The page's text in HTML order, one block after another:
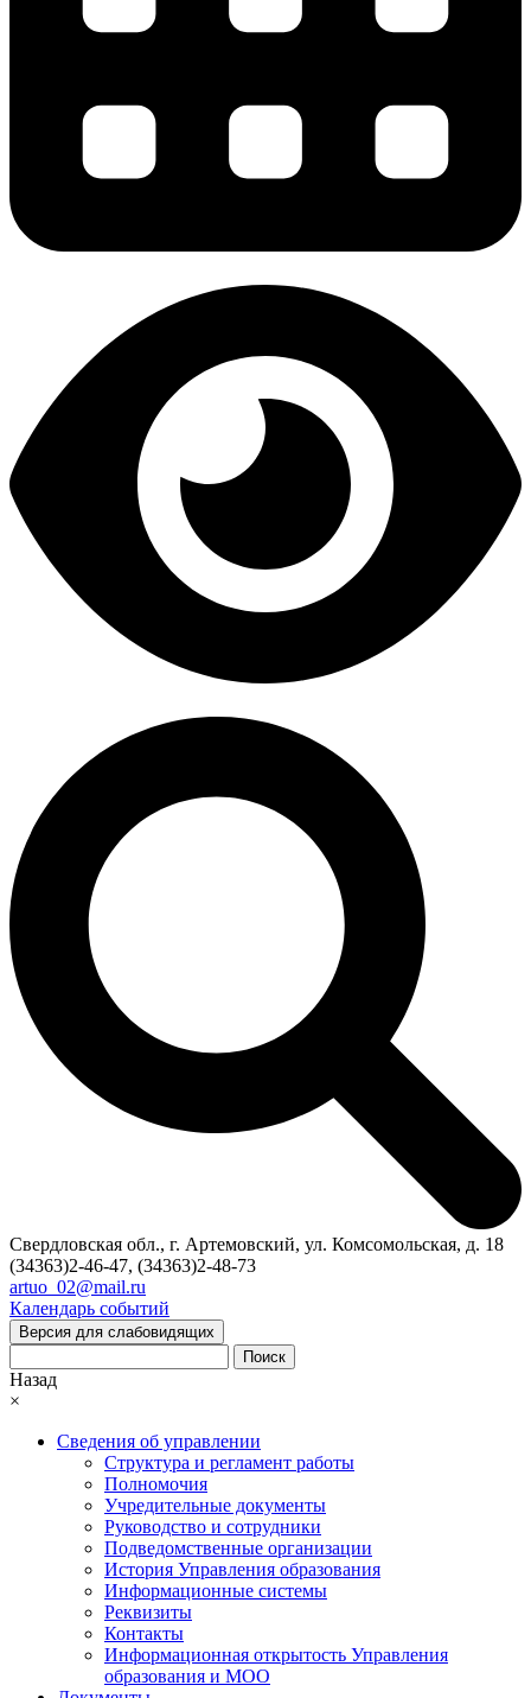
Свердловская обл., г. Артемовский, ул. Комсомольская, д. 18
(34363)2-46-47, (34363)2-48-73
artuo_02@mail.ru
Календарь событий
Версия для слабовидящих
Поиск
Назад
×
Сведения об управлении
Структура и регламент работы
Полномочия
Учредительные документы
Руководство и сотрудники
Подведомственные организации
История Управления образования
Информационные системы
Реквизиты
Контакты
Информационная открытость Управления
образования и МОО